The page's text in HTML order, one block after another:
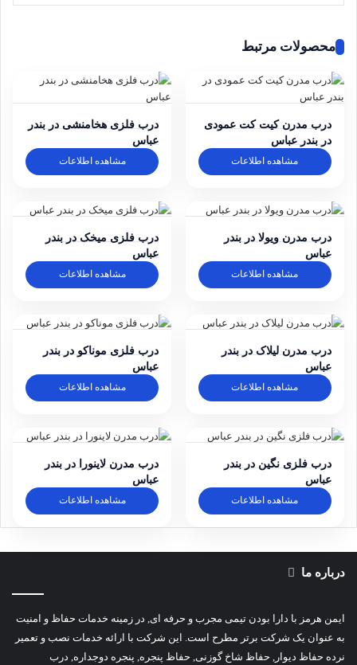
محصولات مرتبط
درب مدرن کیت کت عمودی
در بندر عباس
مشاهده اطلاعات
درب فلزی هخامنشی در بندر
عباس
مشاهده اطلاعات
درب مدرن ویولا در بندر
عباس
مشاهده اطلاعات
درب فلزی میخک در بندر
عباس
مشاهده اطلاعات
درب مدرن لیلاک در بندر
عباس
مشاهده اطلاعات
درب فلزی موناکو در بندر
عباس
مشاهده اطلاعات
درب فلزی نگین در بندر
عباس
مشاهده اطلاعات
درب مدرن لاینورا در بندر
عباس
مشاهده اطلاعات
درباره ما
ایمن هرمز با دارا بودن تیمی مجرب و حرفه ای, در زمینه خدمات حفاظ و امنیت
به عنوان یک شرکت برتر مطرح است. این شرکت با ارائه خدمات نصب و تعمیر
نرده حفاظ دیوار, حفاظ شاخ گوزنی, حفاظ پنجره, پنجره دوجداره, درب